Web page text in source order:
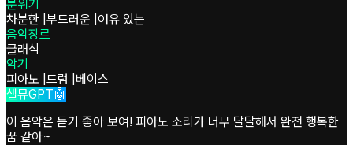
분위기
차분한 부드러운 여유 있는
음악장르
클래식
악기
피아노 드럼
베이스
셀뮤GPT🤖
이 음악은 듣기 좋아 보여! 피아노 소리가 너무 달달해서 완전 행복한
꿈 같아~